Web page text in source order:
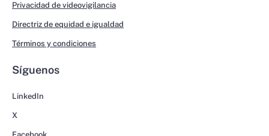
Privacidad de videovigilancia
Directriz de equidad e igualdad
Términos y condiciones
Síguenos
LinkedIn
X